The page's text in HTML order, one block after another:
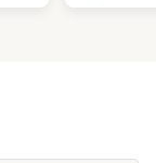
Flexibilität